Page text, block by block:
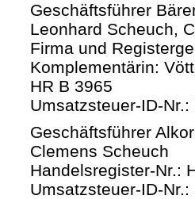
Geschäftsführer
Leonhard Scheuch,
Firma und
Komplementärin:
HR B 3965
Umsatzsteuer-ID-Nr.:
Geschäftsführer
Clemens Scheuch
Handelsregister-Nr.:
Umsatzsteuer-ID-Nr.: